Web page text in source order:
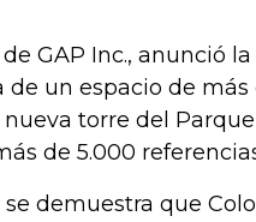
GAP Inc., anunció
de un espacio de
torre del
de 5.000
demuestra que